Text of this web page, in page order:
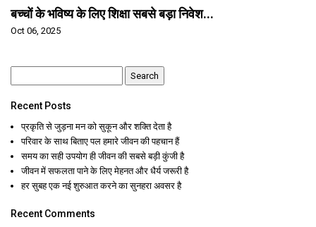
बच्चों के भविष्य के लिए शिक्षा सबसे बड़ा निवेश...
Oct 06, 2025
for:
Recent Posts
प्रकृति से जुड़ना मन को सुकून और शक्ति देता है
परिवार के साथ बिताए पल हमारे जीवन की पहचान हैं
समय का सही उपयोग ही जीवन की सबसे बड़ी कुंजी है
जीवन में सफलता पाने के लिए मेहनत और धैर्य जरूरी है
हर सुबह एक नई शुरुआत करने का सुनहरा अवसर है
Recent Comments